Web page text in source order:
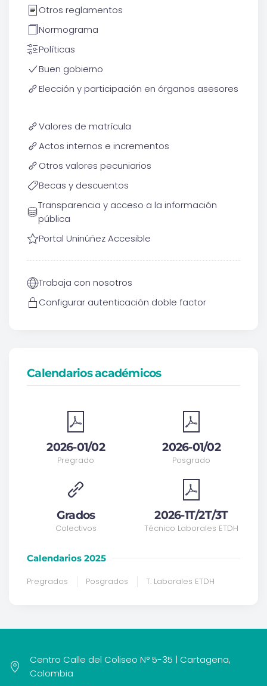
Otros reglamentos
Normograma
Políticas
Buen gobierno
Elección y participación en órganos asesores
Valores de matrícula
Actos internos e incrementos
Otros valores pecuniarios
Becas y descuentos
Transparencia y acceso a la información
pública
Portal Uninúñez Accesible
Trabaja con nosotros
Configurar autenticación doble factor
Calendarios académicos
2026-01/02
Pregrado
Grados
Colectivos
2026-01/02
Posgrado
2026-1T/2T/3T
Técnico Laborales ETDH
Calendarios 2025
Pregrados Posgrados T. Laborales ETDH
Centro Calle del Coliseo N° 5-35 | Cartagena,
Colombia